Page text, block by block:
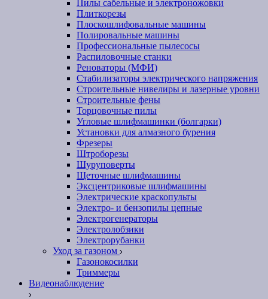
Пилы сабельные и электроножовки
Плиткорезы
Плоскошлифовальные машины
Полировальные машины
Профессиональные пылесосы
Распиловочные станки
Реноваторы (МФИ)
Стабилизаторы электрического напряжения
Строительные нивелиры и лазерные уровни
Строительные фены
Торцовочные пилы
Угловые шлифмашинки (болгарки)
Установки для алмазного бурения
Фрезеры
Штроборезы
Шуруповерты
Щеточные шлифмашины
Эксцентриковые шлифмашины
Электрические краскопульты
Электро- и бензопилы цепные
Электрогенераторы
Электролобзики
Электрорубанки
Уход за газоном
Газонокосилки
Триммеры
Видеонаблюдение